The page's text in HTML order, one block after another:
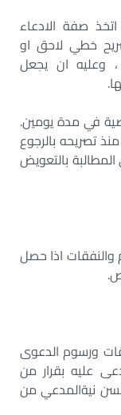
صفة الادعاء
خطي لاحق او
وعليه ان يجعل
في مدة يومين.
تصريحه بالرجوع
بالتعويض
اذا حصل
ورسوم الدعوى
عليه بقرار من
نيةالمدعي من